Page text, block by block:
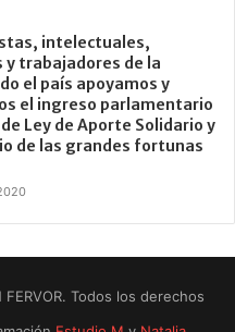
intelectuales,
trabajadores de la
el país apoyamos y
el ingreso parlamentario
Ley de Aporte Solidario y
de las grandes fortunas
Todos los derechos